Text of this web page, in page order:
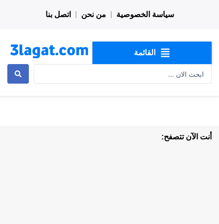
سياسة الخصوصية من نحن اتصل بنا
القائمة
أنت الآن تتصفح: